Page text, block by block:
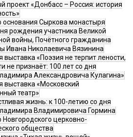
проект «Донбасс – Россия: история
основания Сыркова монастыря
рождения участника Великой
войны, Почётного гражданина
Ивана Николаевича Вязинина
выставка «Поэзия не терпит лености,
не признаёт: 100 лет со дня
Александровича Кулагина»
выставка «Московский
театр»
жизнь: к 100-летию со дня
Владимировича Гормина
Новгородского церковно-
общества